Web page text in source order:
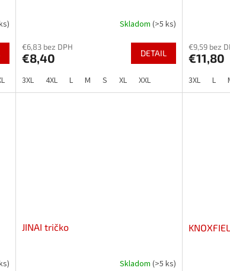
Skladom (>5 ks)
€6,83 bez DPH
€8,40 DETAIL
3XL 4XL L M S XL XXL
€9,59 bez
€11,80
3XL L
JINAI tričko
Skladom (>5 ks)